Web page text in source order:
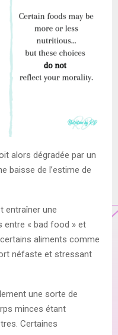
alors dégradée par un
baisse de l’estime de
entraîner une
entre « bad food » et
aliments comme
néfaste et stressant
une sorte de
minces étant
Certaines